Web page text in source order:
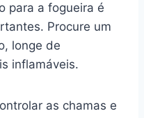
para a fogueira é
Procure um
longe de
inflamáveis.
as chamas e